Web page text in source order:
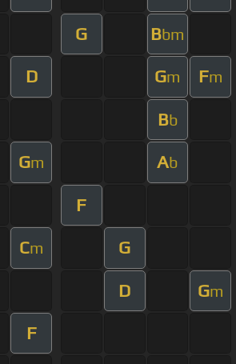
G Bbm
D Gm Fm
Bb
Gm Ab
F
Cm G
D Gm
F